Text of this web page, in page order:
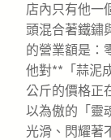
店內只有他一
頭混合著鐵鏽
的營業額是：
他對**「蒜泥
公斤的價格正
以為傲的「靈
光滑、閃耀著